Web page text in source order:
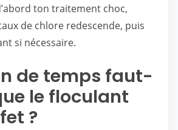
ton traitement choc,
de chlore redescende, puis
si nécessaire.
de temps faut-
le floculant
?